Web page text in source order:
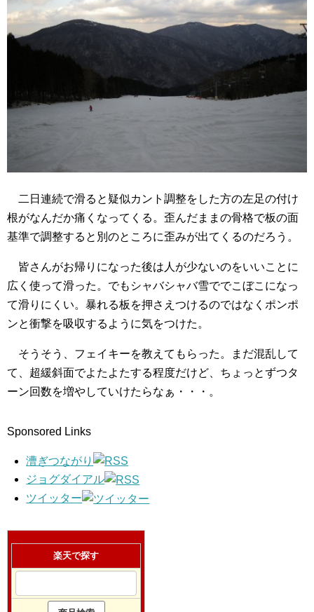
二日連続で滑ると疑似カント調整をした方の左足の付け
根がなんだか痛くなってくる。歪んだままの骨格で板の面
基準で調整すると別のところに歪みが出てくるのだろう。
皆さんがお帰りになった後は人が少ないのをいいことに
広く使って滑った。でもシャバシャバ雪ででこぼこになっ
て滑りにくい。暴れる板を押さえつけるのではなくポンポ
ンと衝撃を吸収するように気をつけた。
そうそう、フェイキーを教えてもらった。まだ混乱して
て、超緩斜面でよたよたする程度だけど、ちょっとずつタ
ーン回数を増やしていけたらなぁ・・・。
Sponsored Links
漕ぎつながり
ジョグダイアル
ツイッター
楽天で探す